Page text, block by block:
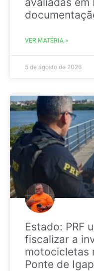
VER MATÉRIA »
5 de agosto de 2026
Estado: PRF
fiscalizar a
motocicletas
Ponte de